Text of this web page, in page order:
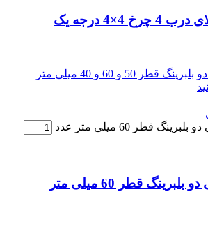
4×4 درجه یک
قطر 60 میلی متر عدد
قطر 60 میلی متر